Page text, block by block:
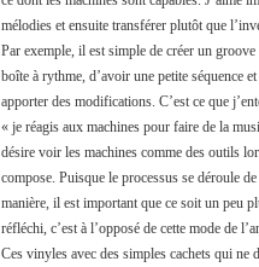
mélodies et ensuite transférer plutôt que
Par exemple, il est simple de créer un groove
boîte à rythme, d’avoir une petite séquence et
apporter des modifications. C’est ce que
« je réagis aux machines pour faire de la
désire voir les machines comme des outils
compose. Puisque le processus se déroule de
manière, il est important que ce soit un peu
réfléchi, c’est à l’opposé de cette mode de
Ces vinyles avec des simples cachets qui ne